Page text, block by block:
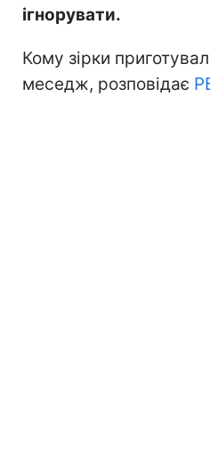
ігнорувати.
Кому зірки
меседж, розповідає